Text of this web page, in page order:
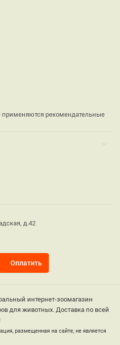
рекомендательные
д.42
интернет-зоомагазин
для животных. Доставка по всей
размещенная на сайте, не является